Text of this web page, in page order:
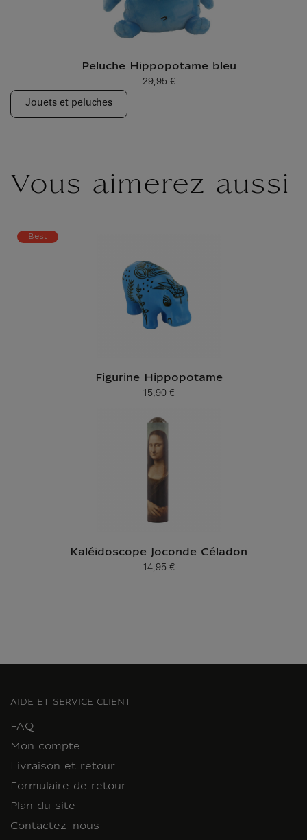
Peluche Hippopotame bleu
Prix ​​actuel
29,95 €
Jouets et peluches
Vous aimerez aussi
Best
Figurine Hippopotame
Prix ​​actuel
15,90 €
Kaléidoscope Joconde Céladon
Prix ​​actuel
14,95 €
AIDE ET SERVICE CLIENT
FAQ
Mon compte
Livraison et retour
Formulaire de retour
Plan du site
Contactez-nous